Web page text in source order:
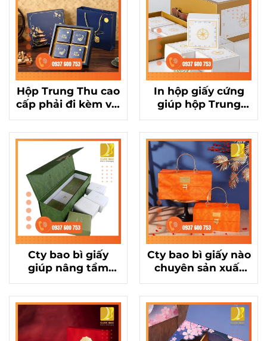
Hộp Trung Thu cao
cấp phải đi kèm với
công nghệ in hộp
giấy cứng sắc nét
In hộp giấy cứng
giúp hộp Trung
Thu cao cấp trở
nên sang trọng,
đẳng cấp
Cty bao bì giấy
giúp nâng tầm
thương hiệu với
hộp đựng bánh
Trung Thu độc đáo
Cty bao bì giấy nào
chuyên sản xuất
hộp đựng bánh
Trung Thu đẹp, ấn
tượng?